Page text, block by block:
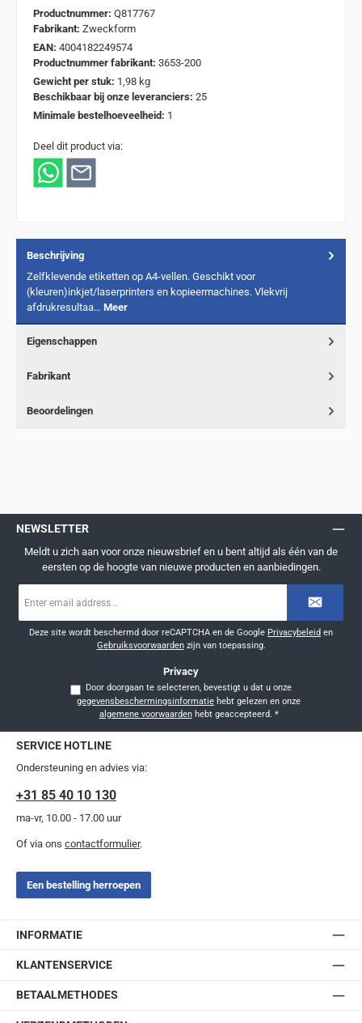
Productnummer: Q817767
Fabrikant: Zweckform
EAN: 4004182249574
Productnummer fabrikant: 3653-200
Gewicht per stuk: 1,98 kg
Beschikbaar bij onze leveranciers: 25
Minimale bestelhoeveelheid: 1
Deel dit product via:
Beschrijving
Zelfklevende etiketten op A4-vellen. Geschikt voor
(kleuren)inkjet/laserprinters en kopieermachines. Vlekvrij
afdrukresultaa… Meer
Eigenschappen
Fabrikant
Beoordelingen
NEWSLETTER
Meldt u zich aan voor onze nieuwsbrief en u bent altijd als één van de
eersten op de hoogte van nieuwe producten en aanbiedingen.
mailadres
Deze site wordt beschermd door reCAPTCHA en de Google Privacybeleid en
Gebruiksvoorwaardenzijn van toepassing.
Privacy
Door doorgaan te selecteren, bevestigt u dat u onze
gegevensbeschermingsinformatie
algemene voorwaardenhebt geaccepteerd. *
SERVICE HOTLINE
Ondersteuning en advies via:
+31 85 40 10 130
ma-vr, 10.00 - 17.00 uur
Of via ons contactformulier.
Een bestelling herroepen
INFORMATIE
KLANTENSERVICE
BETAALMETHODES